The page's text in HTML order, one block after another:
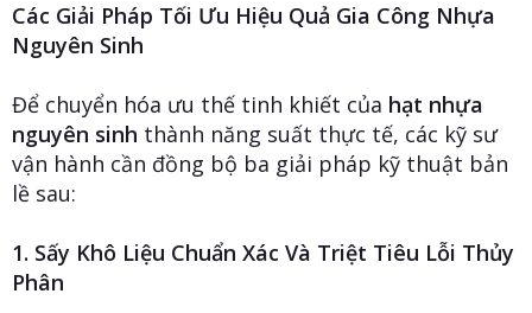
Các Giải Pháp Tối Ưu Hiệu Quả Gia Công Nhựa
Nguyên Sinh
Để chuyển hóa ưu thế tinh khiết của hạt nhựa
nguyên sinh thành năng suất thực tế, các kỹ sư
vận hành cần đồng bộ ba giải pháp kỹ thuật bản
lề sau:
1. Sấy Khô Liệu Chuẩn Xác Và Triệt Tiêu Lỗi Thủy
Phân